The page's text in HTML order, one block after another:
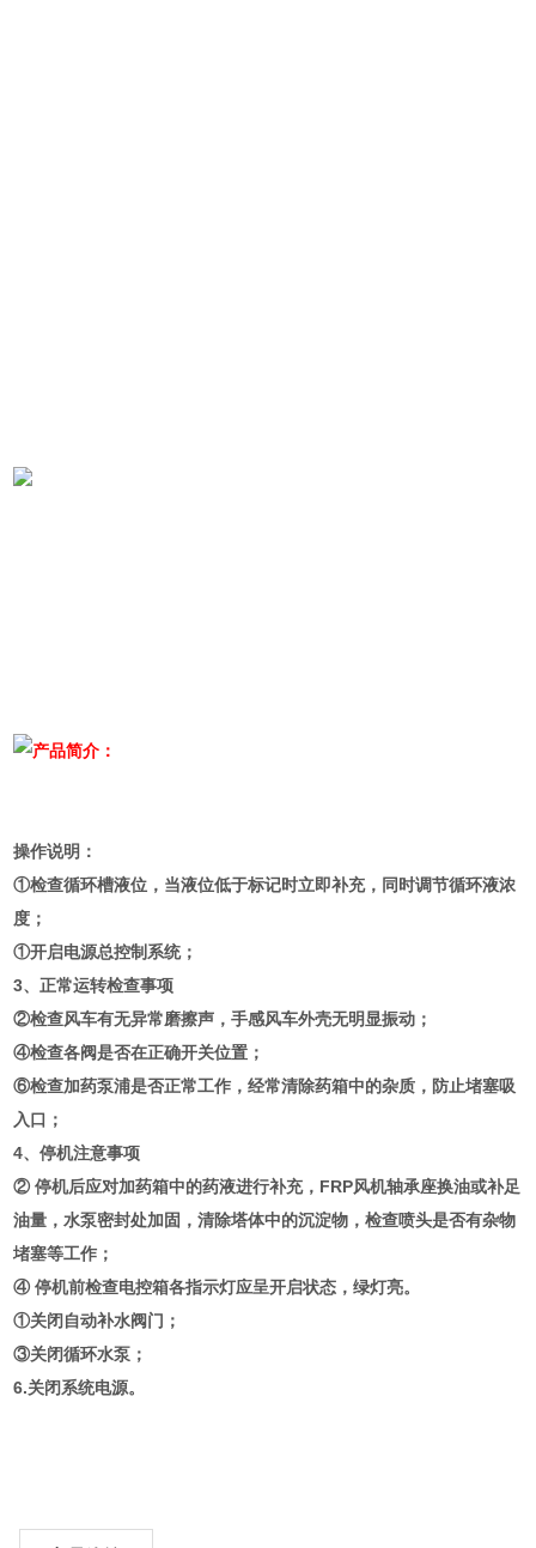
产品简介：
操作说明：
①检查循环槽液位，当液位低于标记时立即补充，同时调节循环液浓
度；
①开启电源总控制系统；
3、正常运转检查事项
②检查风车有无异常磨擦声，手感风车外壳无明显振动；
④检查各阀是否在正确开关位置；
⑥检查加药泵浦是否正常工作，经常清除药箱中的杂质，防止堵塞吸
入口；
4、停机注意事项
② 停机后应对加药箱中的药液进行补充，FRP风机轴承座换油或补足
油量，水泵密封处加固，清除塔体中的沉淀物，检查喷头是否有杂物
堵塞等工作；
④ 停机前检查电控箱各指示灯应呈开启状态，绿灯亮。
①关闭自动补水阀门；
③关闭循环水泵；
6.关闭系统电源。